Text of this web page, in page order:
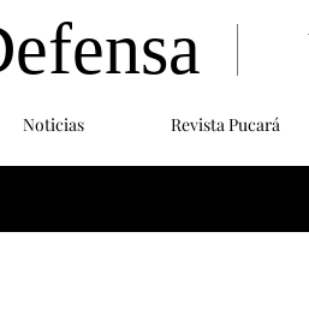
Noticias Revista Pucará